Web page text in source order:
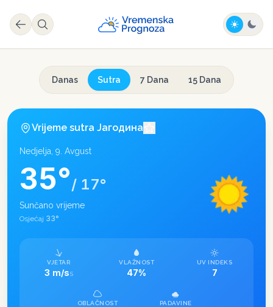
Danas Sutra 7 Dana 15 Dana
Vrijeme sutra Јагодина
Nedjelja, 9. Avgust
35°/ 17°
Sunčano vrijeme
Osjećaj 33°
VJETAR
3 m/sS
VLAŽNOST
47%
UV INDEKS
7
OBLAČNOST PADAVINE